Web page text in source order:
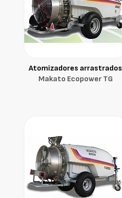
Atomizadores arrastrados
Makato Ecopower TG